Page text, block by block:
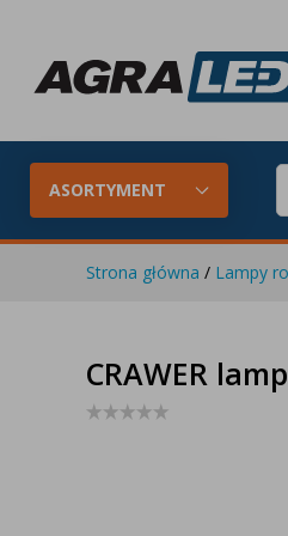
ASORTYMENT
Konfigurator LED
Skompletuj oświetlenie LED do
swojego ciągnika
Strona główna / Lampy
CRAWER